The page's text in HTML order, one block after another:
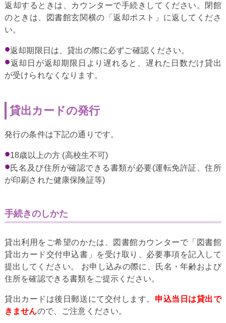
返却するときは、カウンターで手続きしてください。閉館
のときは、図書館玄関横の「返却ポスト」に返してくださ
い。
返却期限日は、貸出の際に必ずご確認ください。
返却日が返却期限日より遅れると、遅れた日数だけ貸出
が受けられなくなります。
貸出カードの発行
発行の条件は下記の通りです。
18歳以上の方 (高校生不可)
氏名及び住所が確認できる書類が必要(運転免許証、住所
が印刷された健康保険証等)
手続きのしかた
貸出利用をご希望のかたは、図書館カウンターで「図書館
貸出カード交付申込書」を受け取り、必要事項を記入して
提出してください。 お申し込みの際に、氏名・年齢および
住所を確認できる書類をご提示ください。
貸出カードは後日郵送にて交付します。 申込当日は貸出で
きませんので、ご注意ください。